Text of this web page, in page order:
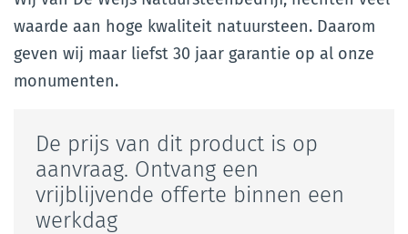
waarde aan hoge kwaliteit natuursteen. Daarom
geven wij maar liefst 30 jaar garantie op al onze
monumenten.
De prijs van dit product is op
aanvraag. Ontvang een
vrijblijvende offerte binnen een
werkdag